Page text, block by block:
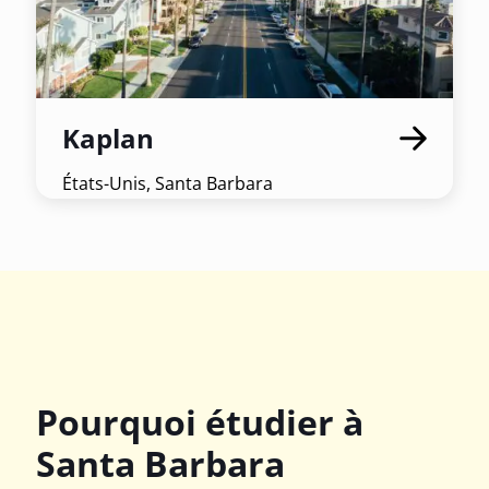
Kaplan
États-Unis, Santa Barbara
Pourquoi étudier à
Santa Barbara